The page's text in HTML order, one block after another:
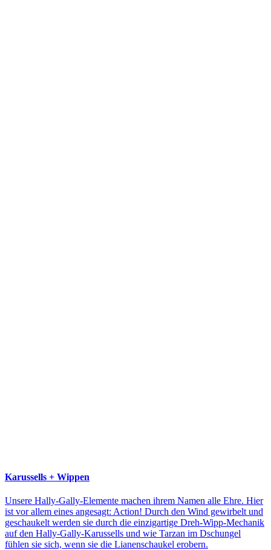
Karussells + Wippen
Unsere Hally-Gally-Elemente machen ihrem Namen alle Ehre. Hier
ist vor allem eines angesagt: Action! Durch den Wind gewirbelt und
geschaukelt werden sie durch die einzigartige Dreh-Wipp-Mechanik
auf den Hally-Gally-Karussells und wie Tarzan im Dschungel
fühlen sie sich, wenn sie die Lianenschaukel erobern.